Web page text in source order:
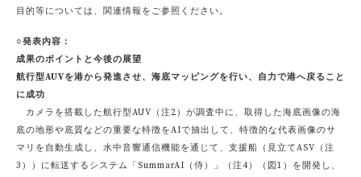
目的等については、関連情報をご参照ください。
○発表内容：
成果のポイントと今後の展望
航行型AUVを港から発進させ、海底マッピングを行い、自力で港へ戻ること
に成功
カメラを搭載した航行型AUV（注2）が調査中に、取得した海底画像の海
底の地形や底質などの重要な特徴をAIで抽出して、特徴的な代表画像のサ
マリを自動生成し、水中音響通信機能を通じて、支援船（見立てASV（注
3））に転送するシステム「SummarAI（侍）」（注4）（図1）を開発し、